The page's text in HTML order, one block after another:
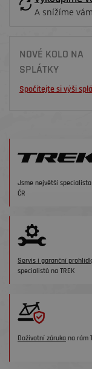
A snížíme
NOVÉ KOLO NA
SPLÁTKY
Spočítejte si výši
Jsme největší specialista
ČR
Servis i garanční
specialistů na TREK
Doživotní záruka na rám